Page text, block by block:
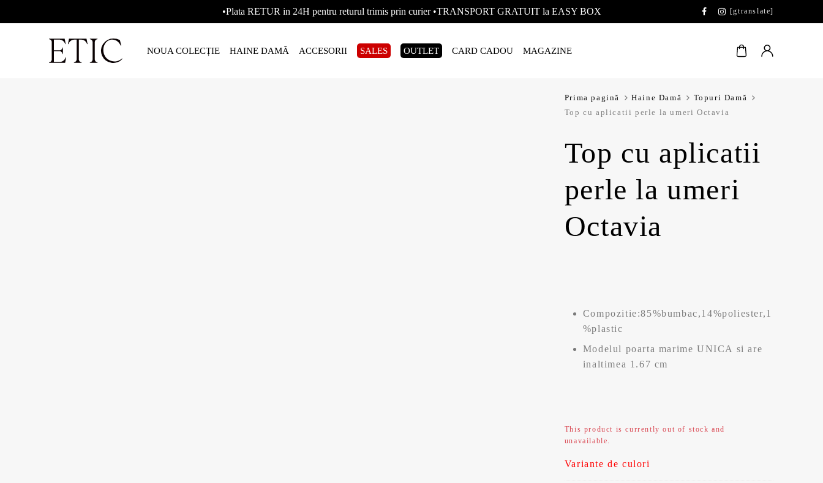
•Plata RETUR in 24H pentru returul trimis prin curier •TRANSPORT GRATUIT la EASY BOX [gtranslate]
NOUA COLECȚIE HAINE DAMĂ ACCESORII SALES OUTLET CARD CADOU MAGAZINE
Prima pagină Haine Damă
Topuri Damă
Top cu aplicatii perle la umeri Octavia
Top cu aplicatii
perle la umeri
Octavia
Compozitie:85%bumbac,14%poliester,1
%plastic
Modelul poarta marime UNICA si are
inaltimea 1.67 cm
This product is currently out of stock and
unavailable.
Variante de culori